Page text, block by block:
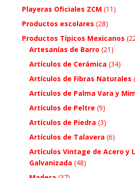
Playeras Oficiales ZCM (11)
Productos escolares (28)
Productos Típicos Mexicanos
Artesanías de Barro (21)
Artículos de Cerámica (34)
Artículos de Fibras Naturales
Artículos de Palma Vara y
Artículos de Peltre (9)
Artículos de Piedra (3)
Artículos de Talavera (6)
Artículos Vintage de Acero y
Galvanizada (48)